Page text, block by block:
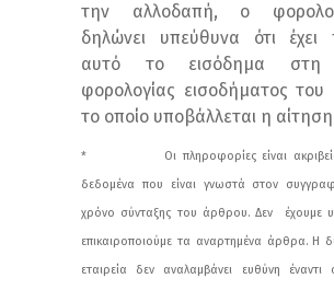
την αλλοδαπή, ο
δηλώνει υπεύθυνα ότι έχει
αυτό το εισόδημα στη
φορολογίας εισοδήματος του
το οποίο υποβάλλεται η
* Οι πληροφορίες είναι ακριβείς
δεδομένα που είναι γνωστά στον
χρόνο σύνταξης του άρθρου. Δεν έχουμε
επικαιροποιούμε τα αναρτημένα άρθρα. Η
εταιρεία δεν αναλαμβάνει ευθύνη έναντι